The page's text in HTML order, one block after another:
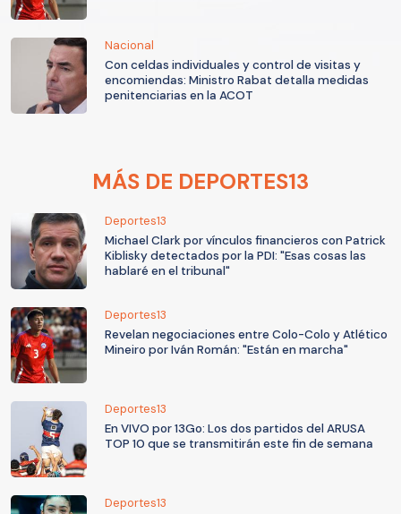
Nacional
Con celdas individuales y control de visitas y
encomiendas: Ministro Rabat detalla medidas
penitenciarias en la ACOT
MÁS DE DEPORTES13
Deportes13
Michael Clark por vínculos financieros con Patrick
Kiblisky detectados por la PDI: "Esas cosas las
hablaré en el tribunal"
Deportes13
Revelan negociaciones entre Colo-Colo y Atlético
Mineiro por Iván Román: "Están en marcha"
Deportes13
En VIVO por 13Go: Los dos partidos del ARUSA
TOP 10 que se transmitirán este fin de semana
Deportes13